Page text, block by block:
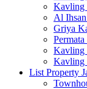
Kavling
Al
Griya
Kavling
Kavling
List Property